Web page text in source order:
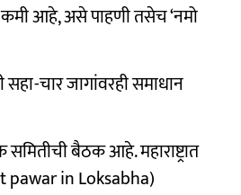
आहे, असे पाहणी तसेच ‘नमो
सहा-चार जागांवरही समाधान
बैठक आहे. महाराष्ट्रात
pawar in Loksabha)